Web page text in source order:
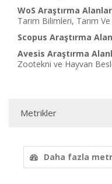
WoS Araştırma
Tarım Bilimleri, Tarım
Scopus Araştırma
Avesis Araştırma
Zootekni ve Hayvan
Metrikler
Daha fazla